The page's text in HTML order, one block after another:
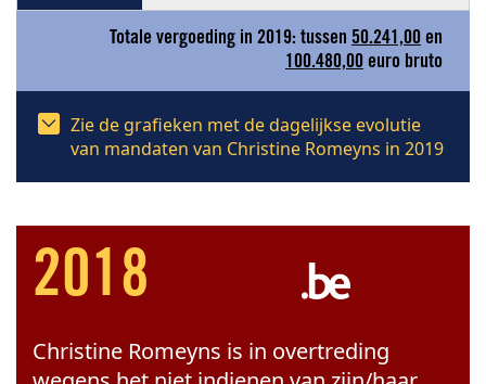
Totale vergoeding in 2019: tussen 50.241,00 en
100.480,00 euro bruto
Zie de grafieken met de dagelijkse evolutie
van mandaten van Christine Romeyns in 2019
2018
Christine Romeyns is in overtreding